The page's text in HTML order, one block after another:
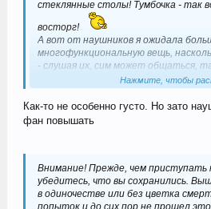
стеклянные столы! Тумбочка - так
восторг!
А вот от наушников я ожидала
многофункциональную вещь,
- слушая их, сим может общаться,
Как-то не густо...
Кстати, о стенке. Увидела на
Пожалуйста,
Нажмите, чтобы
Как-то не особенно густо. Но зато
фан повышать
Внимание! Прежде, чем приступать
убедитесь, что вы сохранились.
в одиночестве или без цветка
попыток и до сих пор не прошел